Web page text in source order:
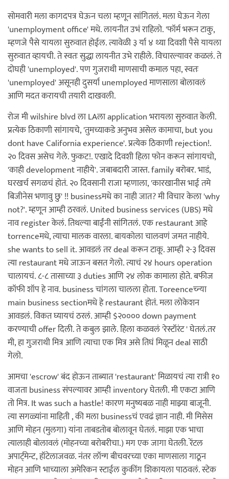
सोमवारी मला कागदपत्र घेऊन चला म्हणून सांगितलं. मला घेऊन गेला
'unemployment office' मधे. लायनीत उभं राहिलो. 'फॉर्म भरून टाकु,
म्हणजे पैसे यायला सुरुवात होईल. त्यावेळी ३ र्या ४ थ्या दिवशी पैसे यायला
सुरुवात व्हायची. ते स्वतः सुद्धा लायनीत उभे राहीले. विचारल्यावर कळलं. ते
दोघही 'unemployed'. पण गुजराथी माणसाची कमाल पहा, स्वतः
'unemployed' असूनही दुसर्या unemployed माणसाला बोलावलं
आणि मदत करायची तयारी दाखवली.
रोज मी wilshire blvd ला LAला application भरायला सुरुवात केली.
प्रत्येक ठिकाणी सांगायचे, 'तुमच्याकडे अनुभव असेल कामाचा, but you
dont have California experience'. प्रत्येक ठिकाणी rejection!.
२० दिवस असेच गेले. फुकट!. एखादे दिवशी हिला फोन करून सांगायचो,
'काही development नाहीये'. जबाबदारी जास्त. family बरोबर. भाडं,
घरखर्च सगळचं होतं. २० दिवसानी राजा म्हणाला, 'कारखानीस भाई तमे
बिजीनेस भणावु छु' !! businessमधे का नाही जात? मी विचार केला 'why
not?'. म्हणून आम्ही ठरवलं. United business services (UBS) मधे
नाव register केलं. तिथल्या बाईंनी सांगितलं. एक restaurant आहे
torrenceमधे, त्याचा मालक वारला. बायकोला चालवणं जमत नाहीये.
she wants to sell it. आवडलं तर deal करून टाकू. आम्ही २-३ दिवस
त्या restaurant मधे जाऊन बसत गेलो. त्याचं २४ hours operation
चालायचं. ८-८ तासाच्या ३ duties आणि २४ लोक कामाला होते. बफीज
कॉफी शॉप हे नाव. business चांगला चालला होता. Toreenceच्न्या
main business sectionमधे हे restaurant होतं. मला लोकेशन
आवडलं. विकत घ्यायचं ठरलं. आम्ही $२०००० down payment
करण्याची offer दिली. ते कबुल झाले. हिला कळवलं 'रेस्टॉरंट ' घेतलं.तर
मी, हा गुजराथी मित्र आणि त्याचा एक मित्र असे तिघं मिळून deal साठी
गेलो.
आमचा 'escrow' बंद होऊन ताब्यात 'restaurant' मिळायचं त्या रात्री १०
वाजता business संपल्यावर आम्ही inventory घेतली. मी एकटा आणि
तो मित्र. It was such a hastle! कारण मनुष्यबळ नाही माझ्या बाजूनी.
त्या सगळ्यांना माहिती , की मला businessचं एवढं ज्ञान नाही. मी मिसेस
आणि मोहन (मुलगा) यांना ताबडतोब बोलावून घेतलं. माझा एक भाचा
त्यालाही बोलावलं (मोहनच्या बरोबरीचा.) मग एक जागा घेतली. रेंटल
अपार्ट्मेन्ट, हॉटेलाजवळ. नंतर लॉन्ग बीचवरच्या एका माणसाला गाठून
मोहन आणि भाच्याला अमेरिकन स्टाईल कुकींग शिकायला पाठवलं. स्टेक